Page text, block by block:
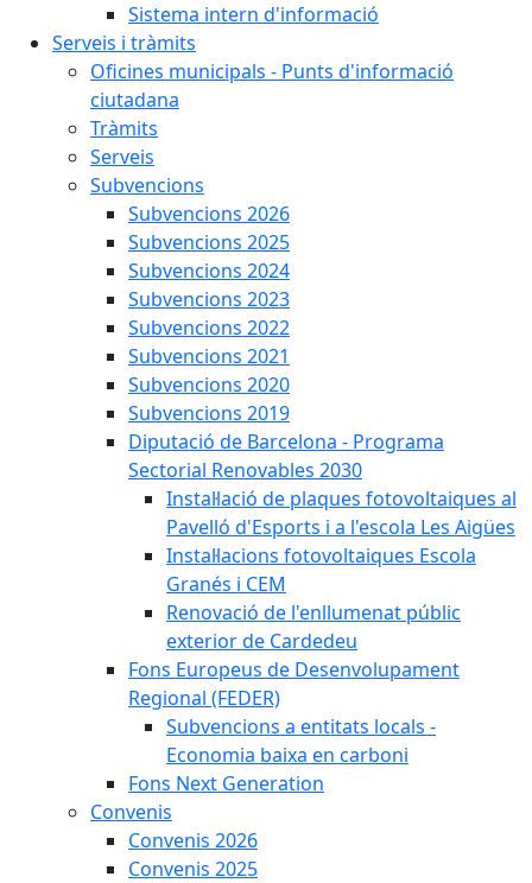
Sistema intern d'informació
Serveis i tràmits
Oficines municipals - Punts d'informació
ciutadana
Tràmits
Serveis
Subvencions
Subvencions 2026
Subvencions 2025
Subvencions 2024
Subvencions 2023
Subvencions 2022
Subvencions 2021
Subvencions 2020
Subvencions 2019
Diputació de Barcelona - Programa
Sectorial Renovables 2030
Instal·lació de plaques fotovoltaiques al
Pavelló d'Esports i a l'escola Les Aigües
Instal·lacions fotovoltaiques Escola
Granés i CEM
Renovació de l'enllumenat públic
exterior de Cardedeu
Fons Europeus de Desenvolupament
Regional (FEDER)
Subvencions a entitats locals -
Economia baixa en carboni
Fons Next Generation
Convenis
Convenis 2026
Convenis 2025